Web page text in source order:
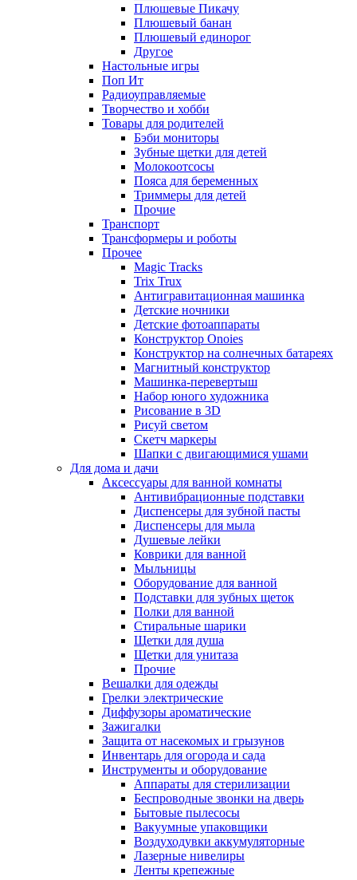
Плюшевые Пикачу
Плюшевый банан
Плюшевый единорог
Другое
Настольные игры
Поп Ит
Радиоуправляемые
Творчество и хобби
Товары для родителей
Бэби мониторы
Зубные щетки для детей
Молокоотсосы
Пояса для беременных
Триммеры для детей
Прочие
Транспорт
Трансформеры и роботы
Прочее
Magic Tracks
Trix Trux
Антигравитационная машинка
Детские ночники
Детские фотоаппараты
Конструктор Onoies
Конструктор на солнечных батареях
Магнитный конструктор
Машинка-перевертыш
Набор юного художника
Рисование в 3D
Рисуй светом
Скетч маркеры
Шапки с двигающимися ушами
Для дома и дачи
Аксессуары для ванной комнаты
Антивибрационные подставки
Диспенсеры для зубной пасты
Диспенсеры для мыла
Душевые лейки
Коврики для ванной
Мыльницы
Оборудование для ванной
Подставки для зубных щеток
Полки для ванной
Стиральные шарики
Щетки для душа
Щетки для унитаза
Прочие
Вешалки для одежды
Грелки электрические
Диффузоры ароматические
Зажигалки
Защита от насекомых и грызунов
Инвентарь для огорода и сада
Инструменты и оборудование
Аппараты для стерилизации
Беспроводные звонки на дверь
Бытовые пылесосы
Вакуумные упаковщики
Воздуходувки аккумуляторные
Лазерные нивелиры
Ленты крепежные